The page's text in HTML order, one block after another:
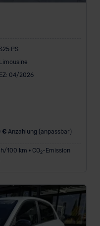
325 PS
EZ: 04/2026
€Anzahlung (anpassbar)
100 km • CO 2-Emission